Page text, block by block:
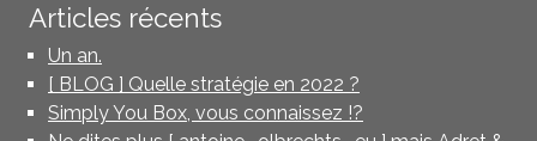
Articles récents
Un an.
[ BLOG ] Quelle stratégie en 2022 ?
Simply You Box, vous connaissez !?